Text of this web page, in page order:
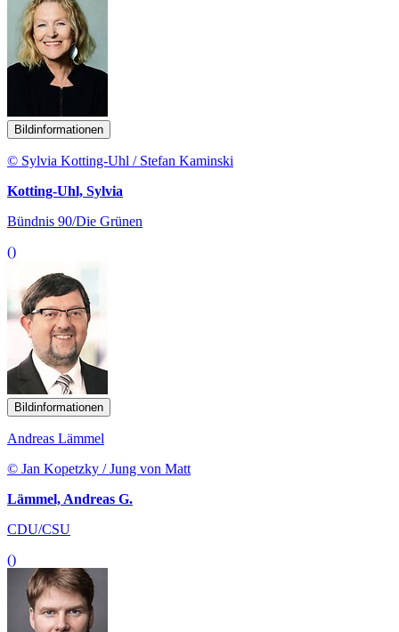
Bildinformationen
© Sylvia Kotting-Uhl / Stefan Kaminski
Kotting-Uhl, Sylvia
Bündnis 90/Die Grünen
()
Bildinformationen
Andreas Lämmel
© Jan Kopetzky / Jung von Matt
Lämmel, Andreas G.
CDU/CSU
()